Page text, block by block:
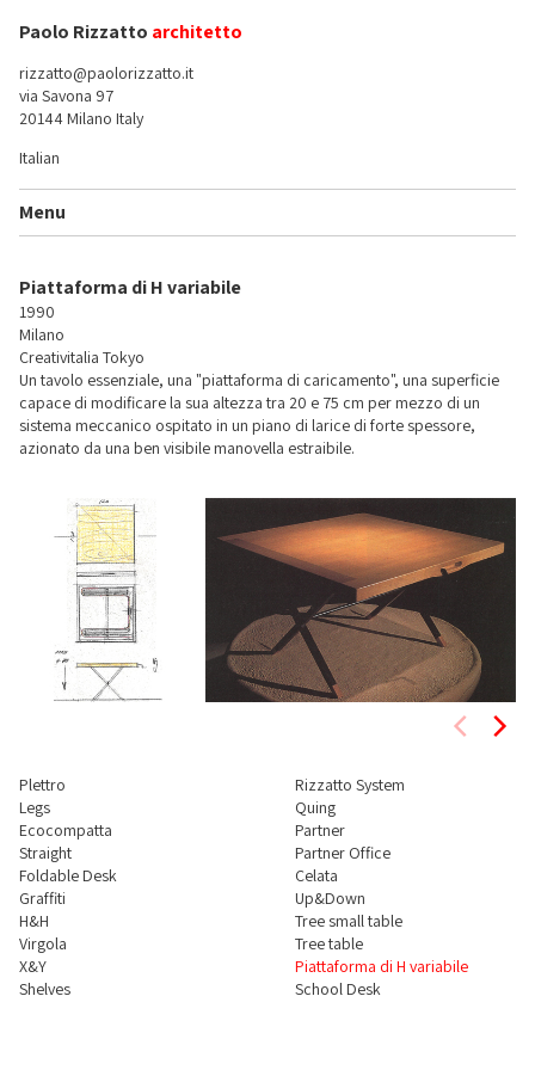
Paolo Rizzatto architetto
rizzatto@paolorizzatto.it
via Savona 97
20144 Milano Italy
Italian
Menu
Piattaforma di H variabile
1990
Milano
Creativitalia Tokyo
Un tavolo essenziale, una "piattaforma di caricamento", una superficie
capace di modificare la sua altezza tra 20 e 75 cm per mezzo di un
sistema meccanico ospitato in un piano di larice di forte spessore,
azionato da una ben visibile manovella estraibile.
Plettro
Legs
Ecocompatta
Straight
Foldable Desk
Graffiti
H&H
Virgola
X&Y
Shelves
Rizzatto System
Quing
Partner
Partner Office
Celata
Up&Down
Tree small table
Tree table
Piattaforma di H variabile
School Desk